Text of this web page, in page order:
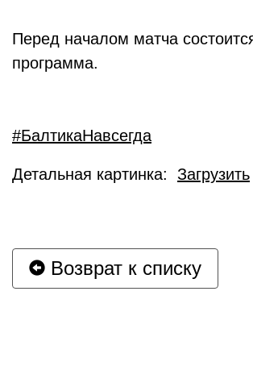
Перед началом матча
программа.
#БалтикаНавсегда
Детальная картинка: Загрузить
Возврат к списку